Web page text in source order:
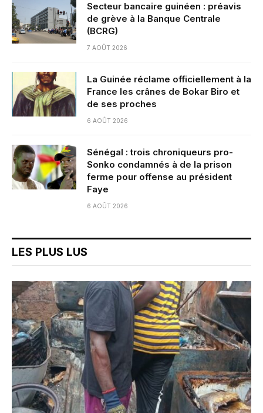
Secteur bancaire guinéen : préavis
de grève à la Banque Centrale
(BCRG)
7 AOÛT 2026
La Guinée réclame officiellement à la
France les crânes de Bokar Biro et
de ses proches
6 AOÛT 2026
Sénégal : trois chroniqueurs pro-
Sonko condamnés à de la prison
ferme pour offense au président
Faye
6 AOÛT 2026
LES PLUS LUS